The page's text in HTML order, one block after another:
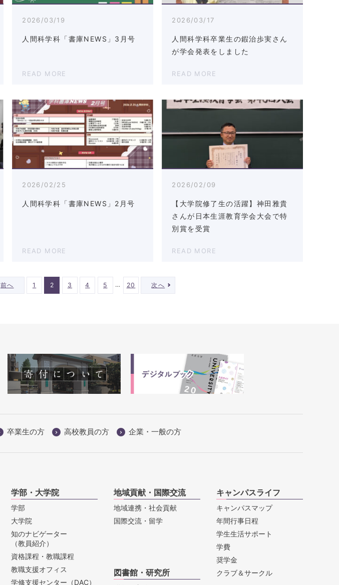
2026/03/19
人間科学科「書庫NEWS」3月号
READ MORE
2026/03/17
人間科学科卒業生の鍜治歩実さん
が学会発表をしました
READ MORE
2026/02/25
人間科学科「書庫NEWS」2月号
READ MORE
2026/02/09
【大学院修了生の活躍】神田雅貴
さんが日本生涯教育学会大会で特
別賞を受賞
READ MORE
前へ 1 2 3 4 5 … 20 次へ
卒業生の方 高校教員の方 企業・一般の方
学部・大学院
学部
大学院
知のナビゲーター
（教員紹介）
資格課程・教職課程
教職支援オフィス
学修支援センター（DAC）
地域貢献・国際交流
地域連携・社会貢献
国際交流・留学
キャンパスライフ
キャンパスマップ
年間行事日程
学生生活サポート
学費
奨学金
クラブ＆サークル
図書館・研究所